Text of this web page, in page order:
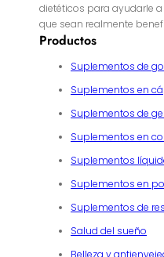
dietéticos para ayudarle
que sean realmente
Productos
Suplementos de
Suplementos en
Suplementos de
Suplementos en
Suplementos
Suplementos en
Suplementos de
Salud del sueño
Belleza y